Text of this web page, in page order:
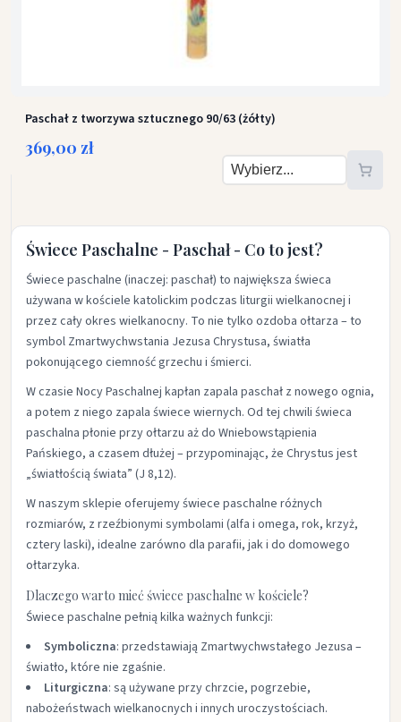
Paschał z tworzywa sztucznego 90/63 (żółty)
369,00 zł
Świece Paschalne - Paschał - Co to jest?
Świece paschalne (inaczej: paschał) to największa świeca
używana w kościele katolickim podczas liturgii wielkanocnej i
przez cały okres wielkanocny. To nie tylko ozdoba ołtarza – to
symbol Zmartwychwstania Jezusa Chrystusa, światła
pokonującego ciemność grzechu i śmierci.
W czasie Nocy Paschalnej kapłan zapala paschał z nowego ognia,
a potem z niego zapala świece wiernych. Od tej chwili świeca
paschalna płonie przy ołtarzu aż do Wniebowstąpienia
Pańskiego, a czasem dłużej – przypominając, że Chrystus jest
„światłością świata” (J 8,12).
W naszym sklepie oferujemy świece paschalne różnych
rozmiarów, z rzeźbionymi symbolami (alfa i omega, rok, krzyż,
cztery laski), idealne zarówno dla parafii, jak i do domowego
ołtarzyka.
Dlaczego warto mieć świece paschalne w kościele?
Świece paschalne pełnią kilka ważnych funkcji:
Symboliczna: przedstawiają Zmartwychwstałego Jezusa –
światło, które nie zgaśnie.
Liturgiczna: są używane przy chrzcie, pogrzebie,
nabożeństwach wielkanocnych i innych uroczystościach.